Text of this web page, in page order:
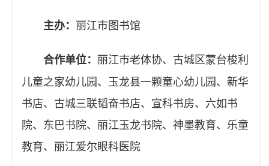
主办： 丽江市图书馆
合作单位： 丽江市老体协、古城区蒙台梭利
儿童之家幼儿园、玉龙县一颗童心幼儿园、新华
书店、古城三联韬奋书店、宣科书房、六如书
院、东巴书院、丽江玉龙书院、神墨教育、乐童
教育、丽江爱尔眼科医院